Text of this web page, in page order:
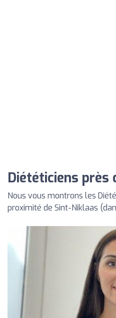
Diététiciens près
Nous vous montrons les
proximité de Sint-Niklaas